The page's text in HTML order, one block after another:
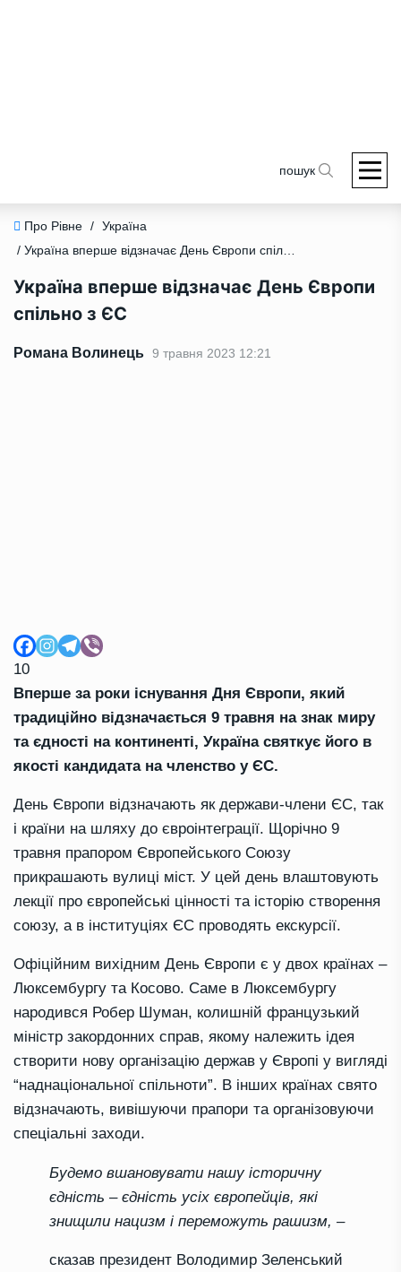
пошук
Про Рівне / Україна
/ Україна вперше відзначає День Європи спільно з ЄС
Україна вперше відзначає День Європи
спільно з ЄС
Романа Волинець 9 травня 2023 12:21
10
Вперше за роки існування Дня Європи, який
традиційно відзначається 9 травня на знак миру
та єдності на континенті, Україна святкує його в
якості кандидата на членство у ЄС.
День Європи відзначають як держави-члени ЄС, так
і країни на шляху до євроінтеграції. Щорічно 9
травня прапором Європейського Союзу
прикрашають вулиці міст. У цей день влаштовують
лекції про європейські цінності та історію створення
союзу, а в інституціях ЄС проводять екскурсії.
Офіційним вихідним День Європи є у двох країнах –
Люксембургу та Косово. Саме в Люксембургу
народився Робер Шуман, колишній французький
міністр закордонних справ, якому належить ідея
створити нову організацію держав у Європі у вигляді
“наднаціональної спільноти”. В інших країнах свято
відзначають, вивішуючи прапори та організовуючи
спеціальні заходи.
Будемо вшановувати нашу історичну
єдність – єдність усіх європейців, які
знищили нацизм і переможуть рашизм, –
сказав президент Володимир Зеленський